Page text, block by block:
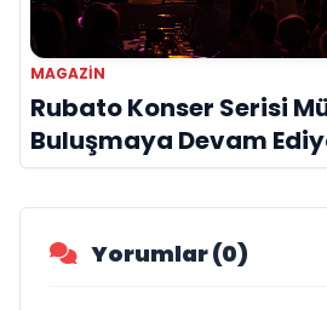
MAGAZIN
Rubato Konser Serisi
Buluşmaya Devam
Yorumlar (0)